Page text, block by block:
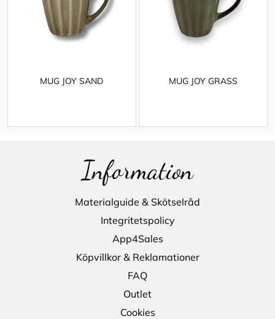
MUG JOY SAND MUG JOY GRASS
Information
Materialguide & Skötselråd
Integritetspolicy
App4Sales
Köpvillkor & Reklamationer
FAQ
Outlet
Cookies